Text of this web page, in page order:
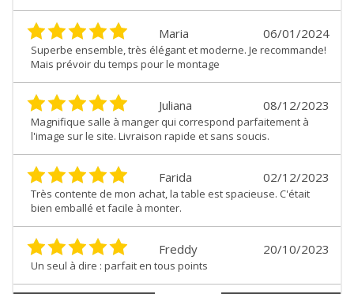
06/01/2024
Maria
Superbe ensemble, très élégant et moderne. Je recommande!
Mais prévoir du temps pour le montage
08/12/2023
Juliana
Magnifique salle à manger qui correspond parfaitement à
l'image sur le site. Livraison rapide et sans soucis.
02/12/2023
Farida
Très contente de mon achat, la table est spacieuse. C'était
bien emballé et facile à monter.
20/10/2023
Freddy
Un seul à dire : parfait en tous points